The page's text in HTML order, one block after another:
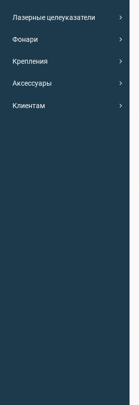
Лазерные целеуказатели
Фонари
Крепления
Аксессуары
Клиентам